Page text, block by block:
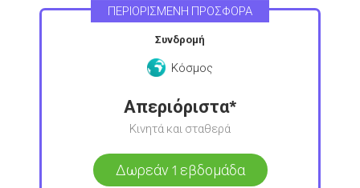
ΠΕΡΙΟΡΙΣΜΕΝΗ ΠΡΟΣΦΟΡΑ
Συνδρομή
Κόσμος
Απεριόριστα*
Κινητά και σταθερά
Δωρεάν 1 εβδομάδα